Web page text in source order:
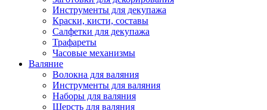
Инструменты для декупажа
Краски, кисти, составы
Салфетки для декупажа
Трафареты
Часовые механизмы
Валяние
Волокна для валяния
Инструменты для валяния
Наборы для валяния
Шерсть для валяния